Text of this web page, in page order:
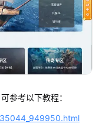
参考以下教程：